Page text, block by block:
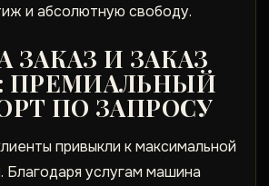
и абсолютную свободу.
ЗАКАЗ И ЗАКАЗ
: ПРЕМИАЛЬНЫЙ
ПО ЗАПРОСУ
привыкли к максимальной
Благодаря услугам машина